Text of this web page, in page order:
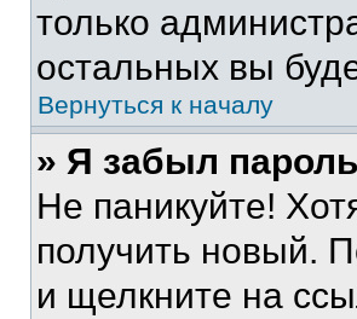
только
остальных вы
Вернуться к началу
» Я забыл
Не паникуйте!
получить новый.
и щелкните на